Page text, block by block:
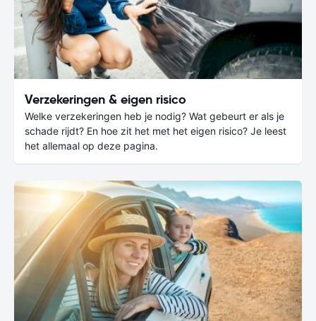
Verzekeringen & eigen risico
Welke verzekeringen heb je nodig? Wat gebeurt er als je
schade rijdt? En hoe zit het met het eigen risico? Je leest
het allemaal op deze pagina.